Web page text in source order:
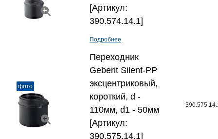
[Артикул:
390.574.14.1]
Подробнее
фото
Переходник
Geberit Silent-PP
эксцентриковый,
короткий, d -
110мм, d1 - 50мм
[Артикул:
390.575.14.1]